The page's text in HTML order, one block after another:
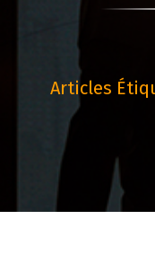
Articles